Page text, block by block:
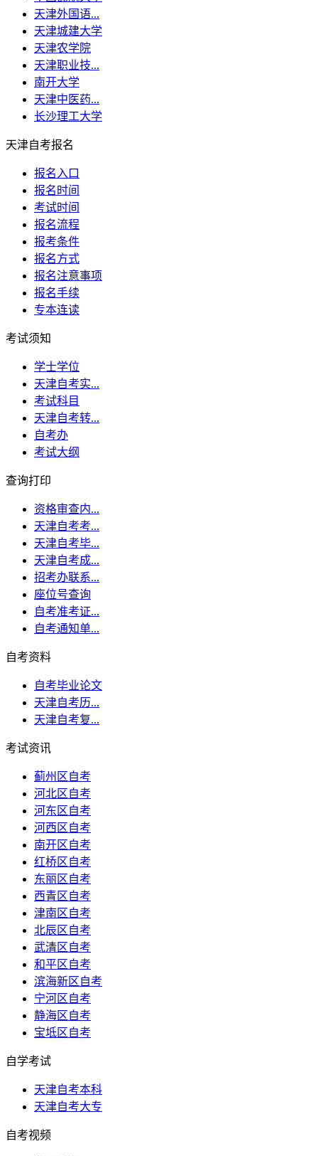
天津外国语...
天津城建大学
天津农学院
天津职业技...
南开大学
天津中医药...
长沙理工大学
天津自考报名
报名入口
报名时间
考试时间
报名流程
报考条件
报名方式
报名注意事项
报名手续
专本连读
考试须知
学士学位
天津自考实...
考试科目
天津自考转...
自考办
考试大纲
查询打印
资格审查内...
天津自考考...
天津自考毕...
天津自考成...
招考办联系...
座位号查询
自考准考证...
自考通知单...
自考资料
自考毕业论文
天津自考历...
天津自考复...
考试资讯
蓟州区自考
河北区自考
河东区自考
河西区自考
南开区自考
红桥区自考
东丽区自考
西青区自考
津南区自考
北辰区自考
武清区自考
和平区自考
滨海新区自考
宁河区自考
静海区自考
宝坻区自考
自学考试
天津自考本科
天津自考大专
自考视频